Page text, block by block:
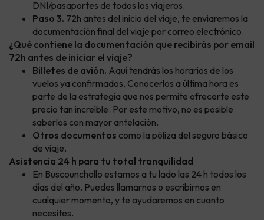
DNI/pasaportes de todos los viajeros.
Paso 3. 72h antes del inicio del viaje, te enviaremos la
documentación final del viaje por correo electrónico.
¿Qué contiene la documentación que recibirás por email
72h antes de iniciar el viaje?
Billetes de avión. Aquí tendrás los horarios de los
vuelos ya confirmados. Conocerlos a última hora es
parte de la estrategia que nos permite ofrecerte este
precio tan increíble. Por este motivo, no es posible
saberlos con mayor antelación.
Otros documentos como la póliza del seguro básico
de viaje.
Asistencia 24 h para tu total tranquilidad
En Buscounchollo estamos a tu lado las 24 h todos los
días del año. Puedes llamarnos o escribirnos en
cualquier momento, y te ayudaremos en cuanto
necesites.